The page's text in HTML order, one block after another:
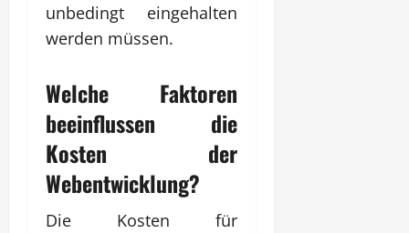
unbedingt eingehalten
werden müssen.
Welche Faktoren
beeinflussen die
Kosten der
Webentwicklung?
Die Kosten für